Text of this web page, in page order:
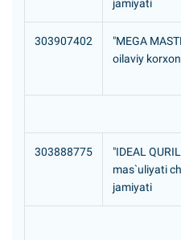
jamiyati
303907402
"MEGA
oilaviy
303888775
"IDEAL
mas`uliyati
jamiyati